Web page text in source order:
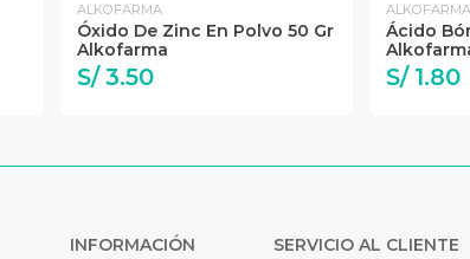
ALKOFARMA
Óxido De Zinc En Polvo 50 Gr
Alkofarma
S/ 3.50
ALKOFARMA
Ácido
S/ 1.80
INFORMACIÓN SERVICIO AL CLIENTE